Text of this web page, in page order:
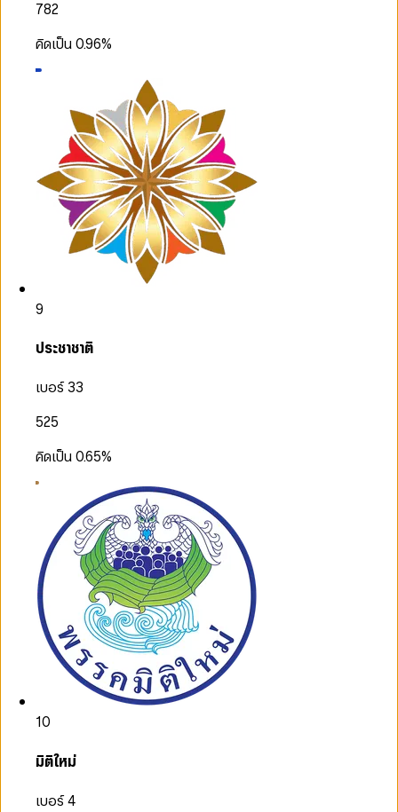
782
คิดเป็น0.96%
9
ประชาชาติ
เบอร์ 33
525
คิดเป็น0.65%
10
มิติใหม่
เบอร์ 4